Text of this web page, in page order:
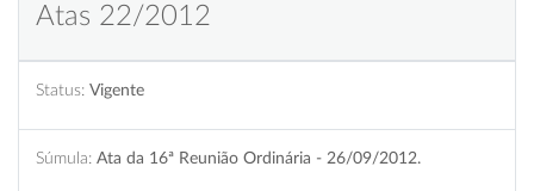
Atas 22/2012
Status: Vigente
Súmula: Ata da 16ª Reunião Ordinária - 26/09/2012.